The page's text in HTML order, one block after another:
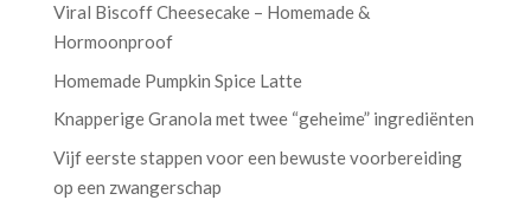
Viral Biscoff Cheesecake – Homemade &
Hormoonproof
Homemade Pumpkin Spice Latte
Knapperige Granola met twee “geheime” ingrediënten
Vijf eerste stappen voor een bewuste voorbereiding
op een zwangerschap